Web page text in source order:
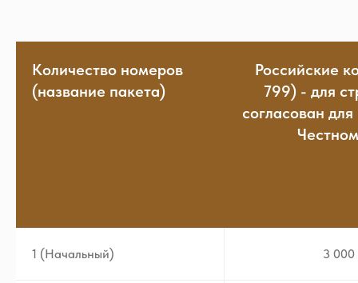
Количество номеров
(название пакета)
Российские
799) - для
согласован
1 (Начальный) 3 000